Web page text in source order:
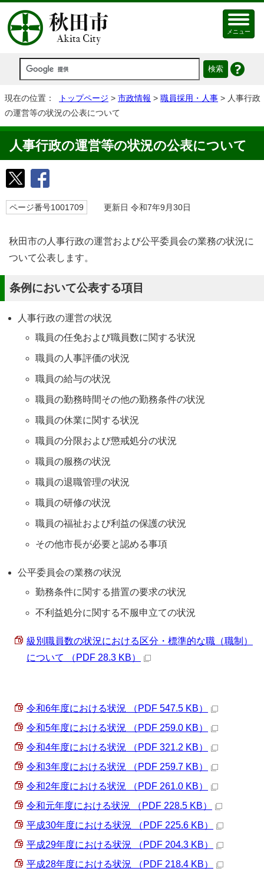
メニュー
現在の位置： トップページ > 市政情報 > 職員採用・人事 > 人事行政
の運営等の状況の公表について
人事行政の運営等の状況の公表について
ページ番号1001709 更新日 令和7年9月30日
秋田市の人事行政の運営および公平委員会の業務の状況に
ついて公表します。
条例において公表する項目
人事行政の運営の状況
職員の任免および職員数に関する状況
職員の人事評価の状況
職員の給与の状況
職員の勤務時間その他の勤務条件の状況
職員の休業に関する状況
職員の分限および懲戒処分の状況
職員の服務の状況
職員の退職管理の状況
職員の研修の状況
職員の福祉および利益の保護の状況
その他市長が必要と認める事項
公平委員会の業務の状況
勤務条件に関する措置の要求の状況
不利益処分に関する不服申立ての状況
級別職員数の状況における区分・標準的な職（職制）
について （PDF 28.3 KB）
令和6年度における状況 （PDF 547.5 KB）
令和5年度における状況 （PDF 259.0 KB）
令和4年度における状況 （PDF 321.2 KB）
令和3年度における状況 （PDF 259.7 KB）
令和2年度における状況 （PDF 261.0 KB）
令和元年度における状況 （PDF 228.5 KB）
平成30年度における状況 （PDF 225.6 KB）
平成29年度における状況 （PDF 204.3 KB）
平成28年度における状況 （PDF 218.4 KB）